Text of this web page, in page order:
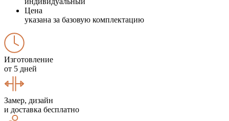
Цена
указана за базовую комплектацию
Изготовление
от 5 дней
Замер, дизайн
и доставка бесплатно